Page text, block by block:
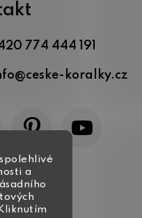
a
@ceske-koralky.cz
774 444 191